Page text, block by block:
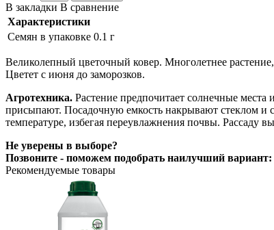
В закладки В сравнение
Характеристики
Семян в упаковке 0.1 г
Великолепный цветочный ковер. Многолетнее
Цветет с июня до заморозков.
Агротехника. Растение предпочитает солнечные
присыпают. Посадочную емкость накрывают стеклом и
температуре, избегая переувлажнения почвы. Рассаду
Не уверены в выборе?
Позвоните - поможем подобрать наилучший вариант:
Рекомендуемые товары